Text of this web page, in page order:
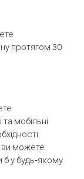
протягом 30
мобільні
можете
б у будь-якому